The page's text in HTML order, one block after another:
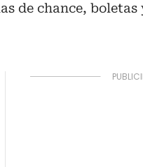
de chance, boletas